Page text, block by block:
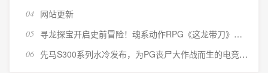
04 网站更新
05 寻龙探宝开启史前冒险！魂系动作RPG《这龙带刀》正式上线
06 先马S300系列水冷发布，为PG丧尸大作战而生的电竞装备